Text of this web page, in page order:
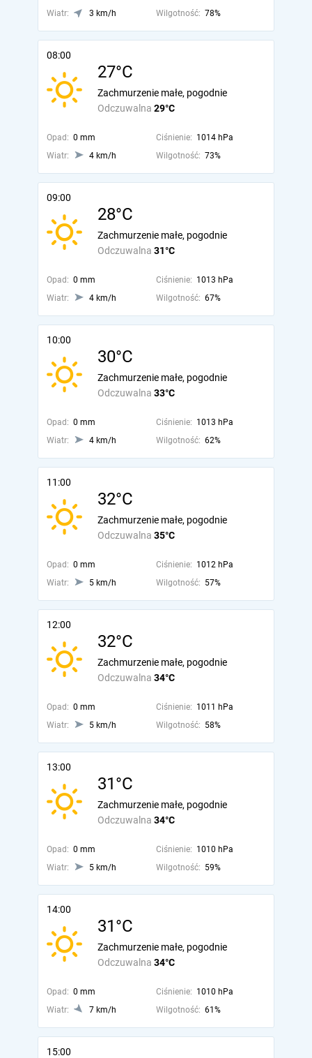
Wiatr: 3 km/h Wilgotność: 78%
08:00
27°C
Odczuwalna 29°C
Zachmurzenie małe, pogodnie
Opad: 0 mm Ciśnienie: 1014 hPa
Wiatr:
4 km/h Wilgotność: 73%
09:00
28°C
Odczuwalna 31°C
Zachmurzenie małe, pogodnie
Opad: 0 mm Ciśnienie: 1013 hPa
Wiatr:
4 km/h Wilgotność: 67%
10:00
30°C
Odczuwalna 33°C
Zachmurzenie małe, pogodnie
Opad: 0 mm Ciśnienie: 1013 hPa
Wiatr:
4 km/h Wilgotność: 62%
11:00
32°C
Odczuwalna 35°C
Zachmurzenie małe, pogodnie
Opad: 0 mm Ciśnienie: 1012 hPa
Wiatr:
5 km/h Wilgotność: 57%
12:00
32°C
Odczuwalna 34°C
Zachmurzenie małe, pogodnie
Opad: 0 mm Ciśnienie: 1011 hPa
Wiatr:
5 km/h Wilgotność: 58%
13:00
31°C
Odczuwalna 34°C
Zachmurzenie małe, pogodnie
Opad: 0 mm Ciśnienie: 1010 hPa
Wiatr:
5 km/h Wilgotność: 59%
14:00
31°C
Odczuwalna 34°C
Zachmurzenie małe, pogodnie
Opad: 0 mm Ciśnienie: 1010 hPa
Wiatr:
7 km/h Wilgotność: 61%
15:00